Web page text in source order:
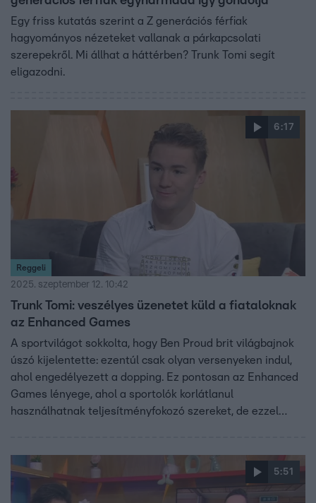
Egy friss kutatás szerint a Z generációs férfiak
hagyományos nézeteket vallanak a párkapcsolati
szerepekről. Mi állhat a háttérben? Trunk Tomi segít
eligazodni.
6:17
Reggeli
2025. szeptember 12. 10:42
Trunk Tomi: veszélyes üzenetet küld a fiataloknak
az Enhanced Games
A sportvilágot sokkolta, hogy Ben Proud brit világbajnok
úszó kijelentette: ezentúl csak olyan versenyeken indul,
ahol engedélyezett a dopping. Ez pontosan az Enhanced
Games lényege, ahol a sportolók korlátlanul
használhatnak teljesítményfokozó szereket, de ezzel
veszélyes üzenet a fiataloknak. Felteszi a kérdést: ha
most megengedjük, mi lesz öt év múlva, és hol húzzuk
meg a határt a következő generációnak?
5:51